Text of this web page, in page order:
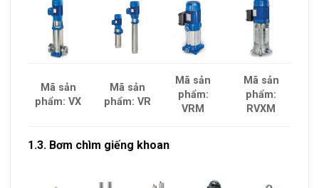
Mã sản
phẩm: VX
Mã sản
phẩm: VR
Mã sản
phẩm:
VRM
Mã sản
phẩm:
RVXM
1.3. Bơm chìm giếng khoan